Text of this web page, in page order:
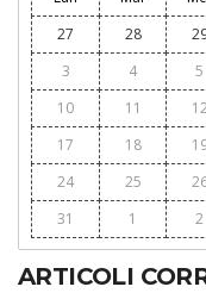
27
28
3
4 5
10
11
17
18
24
25
31
1 2
ARTICOLI